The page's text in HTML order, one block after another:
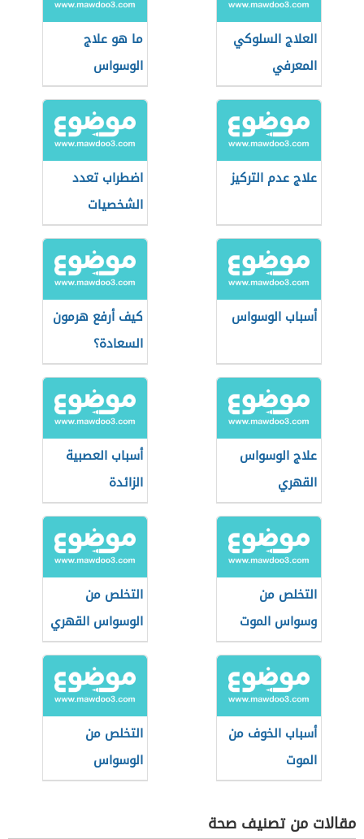
العلاج السلوكي
المعرفي
ما هو علاج
الوسواس
علاج عدم التركيز
اضطراب تعدد
الشخصيات
أسباب الوسواس
كيف أرفع هرمون
السعادة؟
علاج الوسواس
القهري
أسباب العصبية
الزائدة
التخلص من
وسواس الموت
التخلص من
الوسواس القهري
الفكري
أسباب الخوف من
الموت
التخلص من
الوسواس
مقالات من تصنيف صحة